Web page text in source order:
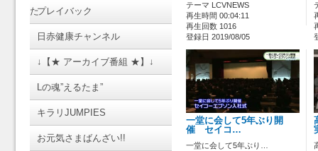
たプレイバック
日赤健康チャンネル
↓【★ アーカイブ番組 ★】↓
Lの魂”えるたま”
キラリJUMPIES
お元気さまばんざい!!
テーマ LCVNEWS
再生時間 00:04:11
再生回数 1016
登録日 2019/08/05
一堂に会して5年ぶり開
催 セイコ…
一堂に会して5年ぶり…